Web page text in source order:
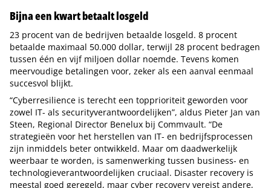
Bijna een kwart betaalt losgeld
23 procent van de bedrijven betaalde losgeld. 8 procent
betaalde maximaal 50.000 dollar, terwijl 28 procent bedragen
tussen één en vijf miljoen dollar noemde. Tevens komen
meervoudige betalingen voor, zeker als een aanval eenmaal
succesvol blijkt.
“Cyberresilience is terecht een topprioriteit geworden voor
zowel IT- als securityverantwoordelijken”, aldus Pieter Jan van
Steen, Regional Director Benelux bij Commvault. “De
strategieën voor het herstellen van IT- en bedrijfsprocessen
zijn inmiddels beter ontwikkeld. Maar om daadwerkelijk
weerbaar te worden, is samenwerking tussen business- en
technologieverantwoordelijken cruciaal. Disaster recovery is
meestal goed geregeld, maar cyber recovery vereist andere,